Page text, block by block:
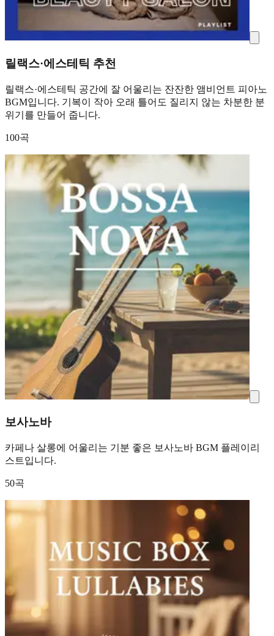
릴랙스·에스테틱 추천
릴랙스·에스테틱 공간에 잘 어울리는 잔잔한 앰비언트 피아노
BGM입니다. 기복이 작아 오래 틀어도 질리지 않는 차분한 분
위기를 만들어 줍니다.
100곡
보사노바
카페나 살롱에 어울리는 기분 좋은 보사노바 BGM 플레이리
스트입니다.
50곡